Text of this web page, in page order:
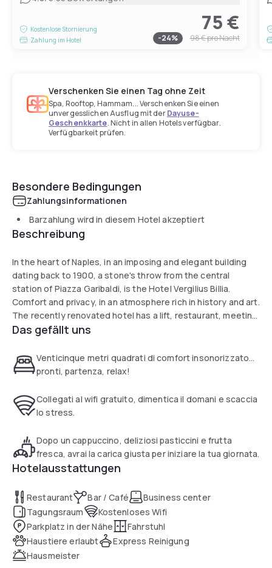
Kostenlose Stornierung
Zahlung im Hotel
75 €
-24% 98 €pro Nacht
Verschenken Sie einen Tag ohne Zeit
Spa, Rooftop, Hammam... Verschenken Sie einen
unvergesslichen Ausflug mit derDayuse-
Geschenkkarte. Nicht in allen Hotels verfügbar.
Verfügbarkeit prüfen.
Besondere Bedingungen
Zahlungsinformationen
Barzahlung wird in diesem Hotel akzeptiert
Beschreibung
In the heart of Naples, in an imposing and elegant building
dating back to 1900, a stone's throw from the central
station of Piazza Garibaldi, is the Hotel Vergilius Billia.
Comfort and privacy, in an atmosphere rich in history and art.
The recently renovated hotel has a lift, restaurant, meeting
room and lounge bar. The Hotel Vergilius is the ideal choice
Das gefällt uns
Venticinque metri quadrati di comfort insonorizzato...
pronti, partenza, relax!
Collegati al wifi gratuito, dimentica il domani e scaccia
lo stress.
Dopo un cappuccino, deliziosi pasticcini e frutta
fresca, avrai la carica giusta per iniziare la tua giornata.
Hotelausstattungen
Restaurant Bar / Café
Business center
Tagungsraum
Kostenloses Wifi
Parkplatz in der Nähe
Fahrstuhl
Haustiere erlaubt
Express Reinigung
Hausmeister